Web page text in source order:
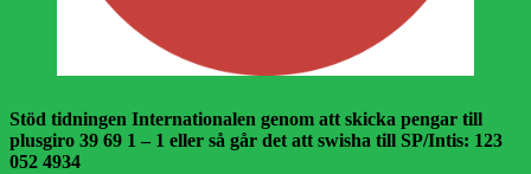
Stöd tidningen Internationalen genom att skicka pengar till
plusgiro 39 69 1 – 1 eller så går det att swisha till SP/Intis: 123
052 4934